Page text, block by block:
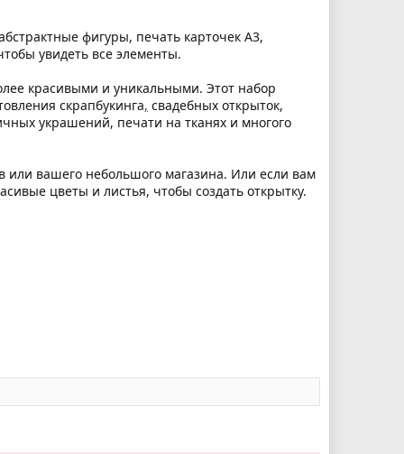
фигуры, печать карточек А3,
увидеть все элементы.
красивыми и уникальными. Этот набор
скрапбукинга, свадебных открыток,
украшений, печати на тканях и многого
или вашего небольшого магазина. Или если вам
цветы и листья, чтобы создать открытку.